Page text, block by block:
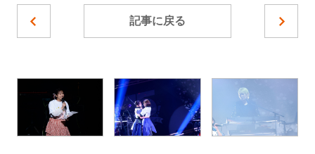
記事に戻る